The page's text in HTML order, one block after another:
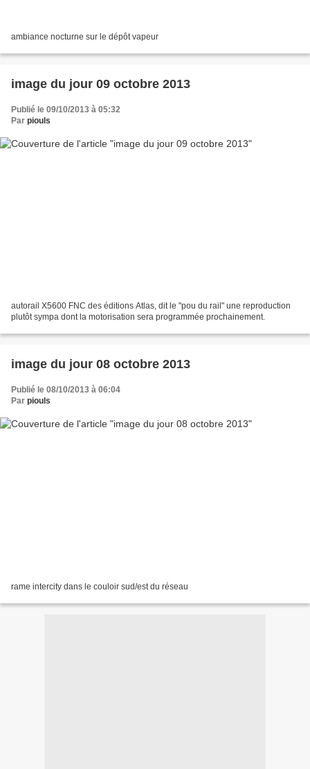
ambiance nocturne sur le dépôt vapeur
image du jour 09 octobre 2013
Publié le 09/10/2013 à 05:32
Par piouls
autorail X5600 FNC des éditions Atlas, dit le "pou du rail" une reproduction
plutôt sympa dont la motorisation sera programmée prochainement.
image du jour 08 octobre 2013
Publié le 08/10/2013 à 06:04
Par piouls
rame intercity dans le couloir sud/est du réseau